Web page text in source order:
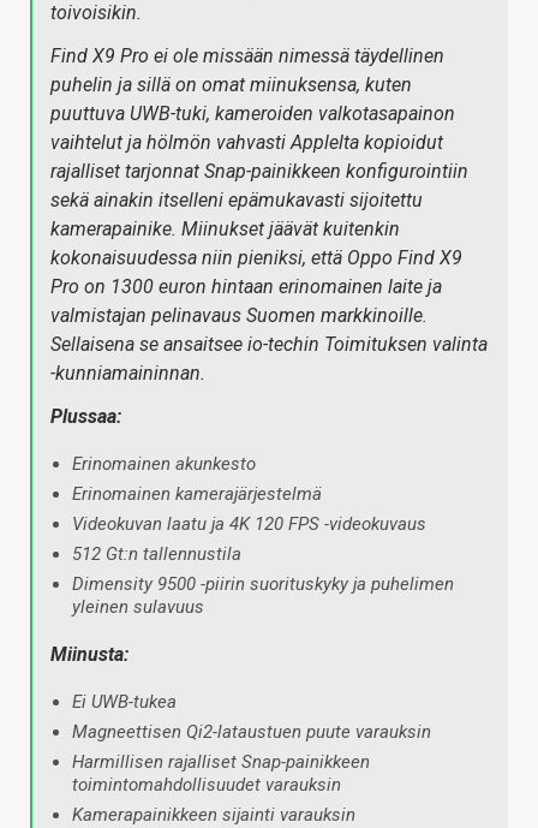
toivoisikin.
Find X9 Pro ei ole missään nimessä täydellinen
puhelin ja sillä on omat miinuksensa, kuten
puuttuva UWB-tuki, kameroiden valkotasapainon
vaihtelut ja hölmön vahvasti Applelta kopioidut
rajalliset tarjonnat Snap-painikkeen konfigurointiin
sekä ainakin itselleni epämukavasti sijoitettu
kamerapainike. Miinukset jäävät kuitenkin
kokonaisuudessa niin pieniksi, että Oppo Find X9
Pro on 1300 euron hintaan erinomainen laite ja
valmistajan pelinavaus Suomen markkinoille.
Sellaisena se ansaitsee io-techin Toimituksen valinta
-kunniamaininnan.
Plussaa:
Erinomainen akunkesto
Erinomainen kamerajärjestelmä
Videokuvan laatu ja 4K 120 FPS -videokuvaus
512 Gt:n tallennustila
Dimensity 9500 -piirin suorituskyky ja puhelimen
yleinen sulavuus
Miinusta:
Ei UWB-tukea
Magneettisen Qi2-lataustuen puute varauksin
Harmillisen rajalliset Snap-painikkeen
toimintomahdollisuudet varauksin
Kamerapainikkeen sijainti varauksin